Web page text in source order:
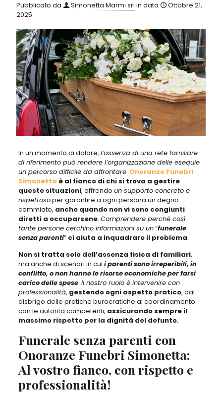
Pubblicato da Simonetta Marmi srl in data
Ottobre 21,
2025
In un momento di dolore, l’assenza di una rete familiare
di riferimento può rendere l’organizzazione delle esequie
un percorso difficile da affrontare. Onoranze Funebri
Simonetta è al fianco di chi si trova a gestire
queste situazioni, offrendo un supporto concreto e
rispettosoper garantire a ogni persona un degno
commiato, anche quando non vi sono congiunti
diretti a occuparsene. Comprendere perché così
tante persone cerchino informazioni su un“funerale
senza parenti” ci aiuta a inquadrare il problema.
Non si tratta solo dell’assenza fisica di familiari,
ma anche di scenari in cui i parenti sono irreperibili, in
conflitto, o non hanno le risorse economiche per farsi
carico delle spese. Il nostro ruolo è intervenire con
professionalità, gestendo ogni aspetto pratico, dal
disbrigo delle pratiche burocratiche al coordinamento
con le autorità competenti, assicurando sempre il
massimo rispetto per la dignità del defunto.
Funerale senza parenti con
Onoranze Funebri Simonetta:
Al vostro fianco, con rispetto e
professionalità!